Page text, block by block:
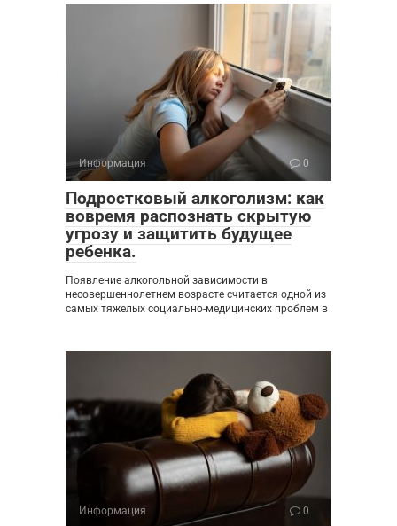
Информация 0
Подростковый алкоголизм: как
вовремя распознать скрытую
угрозу и защитить будущее
ребенка.
Появление алкогольной зависимости в
несовершеннолетнем возрасте считается одной из
самых тяжелых социально-медицинских проблем в
Информация 0